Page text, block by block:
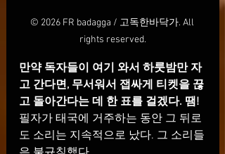
© 2026 FR badagga / 고독한바닥가. All
rights reserved.
만약 독자들이 여기 와서 하룻밤만 자
고 간다면, 무서워서 잽싸게 티켓을 끊
고 돌아간다는 데 한 표를 걸겠다. 땜!
필자가 태국에 거주하는 동안 그 뒤로
도 소리는 지속적으로 났다. 그 소리들